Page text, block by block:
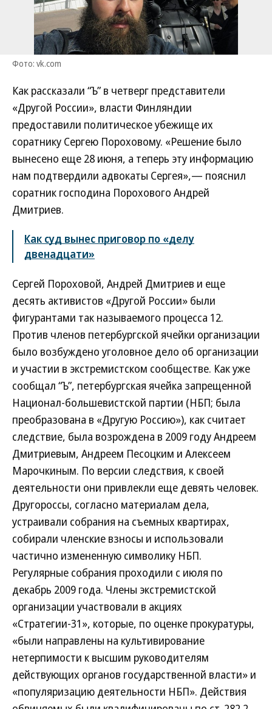
Фото: vk.com
Как рассказали “Ъ” в четверг представители
«Другой России», власти Финляндии
предоставили политическое убежище их
соратнику Сергею Пороховому. «Решение было
вынесено еще 28 июня, а теперь эту информацию
нам подтвердили адвокаты Сергея»,— пояснил
соратник господина Порохового Андрей
Дмитриев.
Как суд вынес приговор по «делу
двенадцати»
Сергей Пороховой, Андрей Дмитриев и еще
десять активистов «Другой России» были
фигурантами так называемого процесса 12.
Против членов петербургской ячейки организации
было возбуждено уголовное дело об организации
и участии в экстремистском сообществе. Как уже
сообщал “Ъ”, петербургская ячейка запрещенной
Национал-большевистской партии (НБП; была
преобразована в «Другую Россию»), как считает
следствие, была возрождена в 2009 году Андреем
Дмитриевым, Андреем Песоцким и Алексеем
Марочкиным. По версии следствия, к своей
деятельности они привлекли еще девять человек.
Другороссы, согласно материалам дела,
устраивали собрания на съемных квартирах,
собирали членские взносы и использовали
частично измененную символику НБП.
Регулярные собрания проходили с июля по
декабрь 2009 года. Члены экстремистской
организации участвовали в акциях
«Стратегии-31», которые, по оценке прокуратуры,
«были направлены на культивирование
нетерпимости к высшим руководителям
действующих органов государственной власти» и
«популяризацию деятельности НБП». Действия